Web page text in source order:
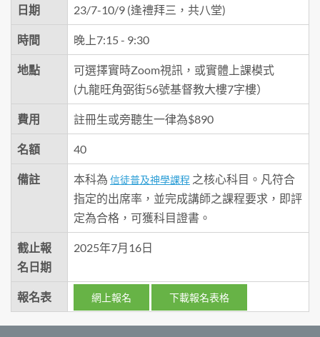
日期 23/7-10/9 (逢禮拜三，共八堂)
時間 晚上7:15 - 9:30
地點
可選擇實時Zoom視訊，或實體上課模式
(九龍旺角弼街56號基督教大樓7字樓）
費用 註冊生或旁聽生一律為$890
名額 40
備註 本科為 信徒普及神學課程 之核心科目。凡符合
指定的出席率，並完成講師之課程要求，即評
定為合格，可獲科目證書。
截止報
名日期
2025年7月16日
報名表 網上報名 下載報名表格